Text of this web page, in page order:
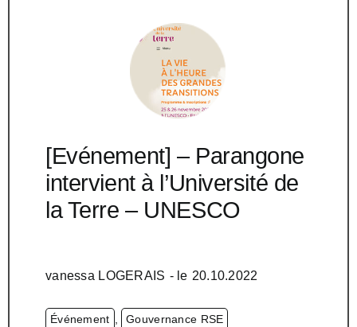
[Evénement] – Parangone
intervient à l’Université de
la Terre – UNESCO
vanessa LOGERAIS - le 20.10.2022
Événement , Gouvernance RSE